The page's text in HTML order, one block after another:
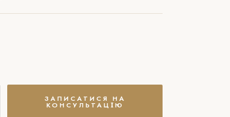
ЗАПИСАТИСЯ НА
КОНСУЛЬТАЦІЮ